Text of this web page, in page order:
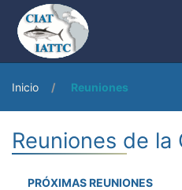
Inicio Reuniones
Reuniones de la
PRÓXIMAS REUNIONES